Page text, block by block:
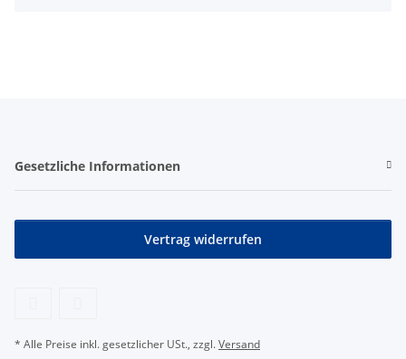
Gesetzliche Informationen
Vertrag widerrufen
* Alle Preise inkl. gesetzlicher USt., zzgl.Versand